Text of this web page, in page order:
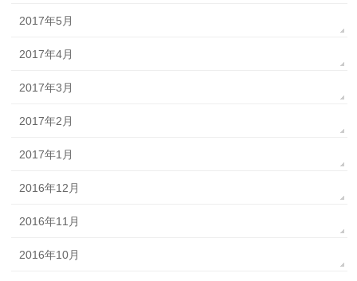
2017年5月
2017年4月
2017年3月
2017年2月
2017年1月
2016年12月
2016年11月
2016年10月